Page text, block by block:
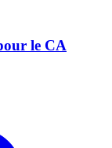
le CA